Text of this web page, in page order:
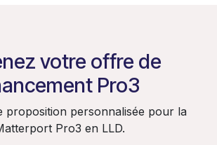
votre offre de
Pro3
proposition personnalisée pour la
Pro3 en LLD.